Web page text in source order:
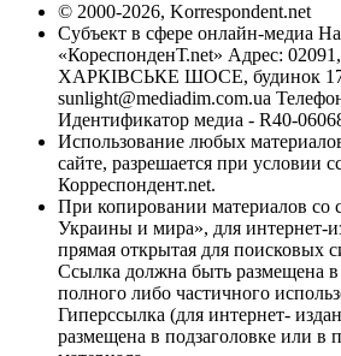
© 2000-2026, Korrespondent.net
Субъект в сфере онлайн-медиа
«КореспонденТ.net» Адрес:
ХАРКІВСЬКЕ ШОСЕ, будинок
sunlight@mediadim.com.ua
Идентификатор медиа - R40-
Использование любых
сайте, разрешается при условии
Корреспондент.net.
При копировании материалов со
Украины и мира», для интернет-
прямая открытая для поисковых
Ссылка должна быть размещена в
полного либо частичного
Гиперссылка (для интернет-
размещена в подзаголовке или в